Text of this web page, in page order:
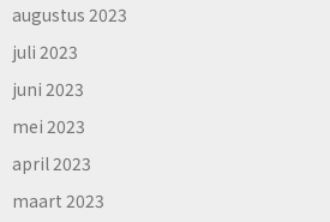
augustus 2023
juli 2023
juni 2023
mei 2023
april 2023
maart 2023